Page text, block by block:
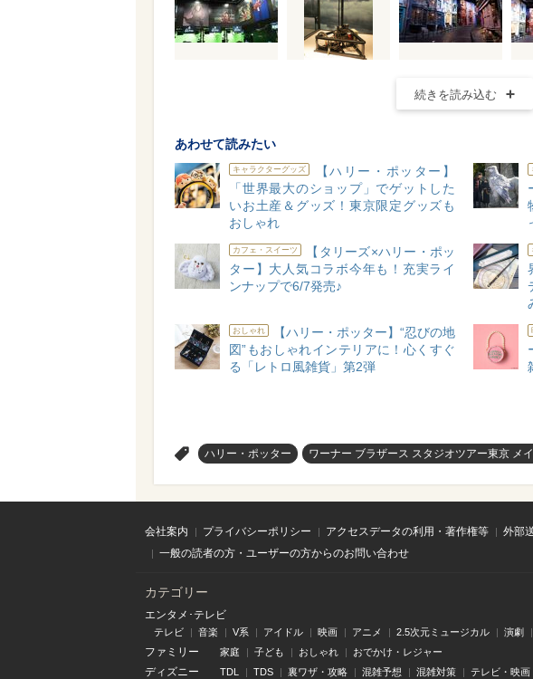
続きを読み込む
あわせて読みたい
キャラクターグッズ
【ハリー・ポッター】
「世界最大のショップ」でゲットした
いお土産＆グッズ！東京限定グッズも
おしゃれ
カフェ・スイーツ
【タリーズ×ハリー・ポッ
ター】大人気コラボ今年も！充実ライ
ンナップで6/7発売♪
おしゃれ
【ハリー・ポッター】“忍びの地
図”もおしゃれインテリアに！心くすぐ
る「レトロ風雑貨」第2弾
ハリー・ポッター ワーナー ブラザース スタジオツアー東京 メ
会社案内 プライバシーポリシー アクセスデータの利用・著作権等 外部
一般の読者の方・ユーザーの方からのお問い合わせ
カテゴリー
エンタメ･テレビ
テレビ 音楽 V系 アイドル 映画 アニメ 2.5次元ミュージカル 演劇
ファミリー 家庭 子ども おしゃれ おでかけ・レジャー
ディズニー TDL TDS 裏ワザ・攻略 混雑予想 混雑対策 テレビ・映画